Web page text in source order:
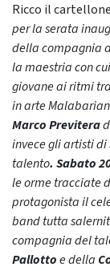
Ricco il
per la serata
della compagnia
la maestria con
giovane ai ritmi
in arte
Marco Previtera
invece gli artisti
talento. Sabato
le orme tracciate
protagonista il
band tutta
compagnia del
Pallottoe della